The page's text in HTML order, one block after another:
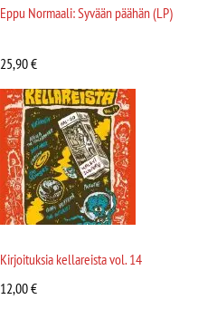
Eppu Normaali: Syvään päähän (LP)
25,90€
Kirjoituksia kellareista vol. 14
12,00€